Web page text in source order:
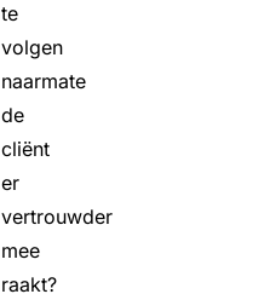
te
volgen
naarmate
de
cliënt
er
vertrouwder
mee
raakt?